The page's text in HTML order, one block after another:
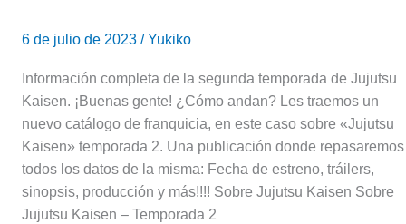
6 de julio de 2023 /Yukiko
Información completa de la segunda temporada de Jujutsu
Kaisen. ¡Buenas gente! ¿Cómo andan? Les traemos un
nuevo catálogo de franquicia, en este caso sobre «Jujutsu
Kaisen» temporada 2. Una publicación donde repasaremos
todos los datos de la misma: Fecha de estreno, tráilers,
sinopsis, producción y más!!!! Sobre Jujutsu Kaisen Sobre
Jujutsu Kaisen – Temporada 2